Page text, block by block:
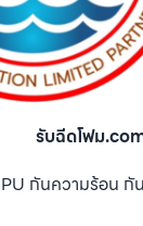
รับฉีดโฟม
กันความร้อน กั